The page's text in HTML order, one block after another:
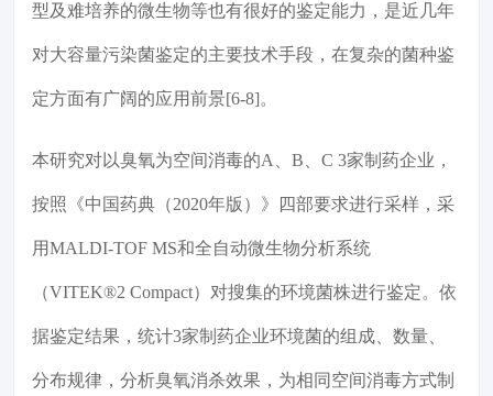
型及难培养的微生物等也有很好的鉴定能力，是近几年
对大容量污染菌鉴定的主要技术手段，在复杂的菌种鉴
定方面有广阔的应用前景[6-8]。
本研究对以臭氧为空间消毒的A、B、C 3家制药企业，
按照《中国药典（2020年版）》四部要求进行采样，采
用MALDI-TOF MS和全自动微生物分析系统
（VITEK®2 Compact）对搜集的环境菌株进行鉴定。依
据鉴定结果，统计3家制药企业环境菌的组成、数量、
分布规律，分析臭氧消杀效果，为相同空间消毒方式制